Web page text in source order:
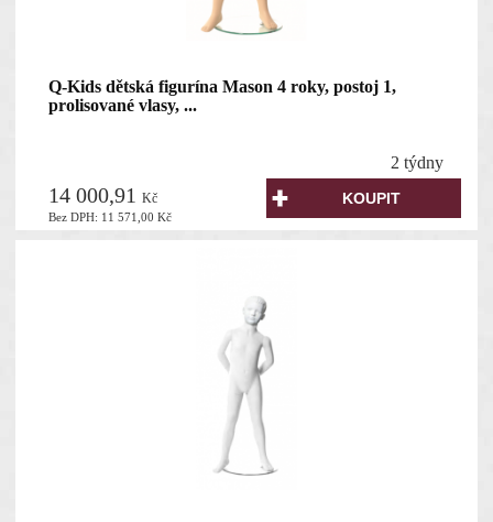
Q-Kids dětská figurína Mason 4 roky, postoj 1,
prolisované vlasy, ...
2 týdny
Bez DPH: 11 571,00Kč
14 000,91Kč